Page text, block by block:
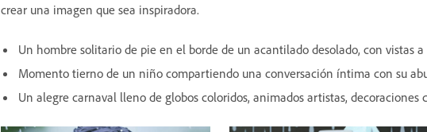
crear una imagen que sea inspiradora.
Un hombre solitario de pie en el borde de un acantilado desolado, con vistas
Momento tierno de un niño compartiendo una conversación íntima con su
Un alegre carnaval lleno de globos coloridos, animados artistas, decoraciones